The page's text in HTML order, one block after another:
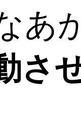
あ
さ